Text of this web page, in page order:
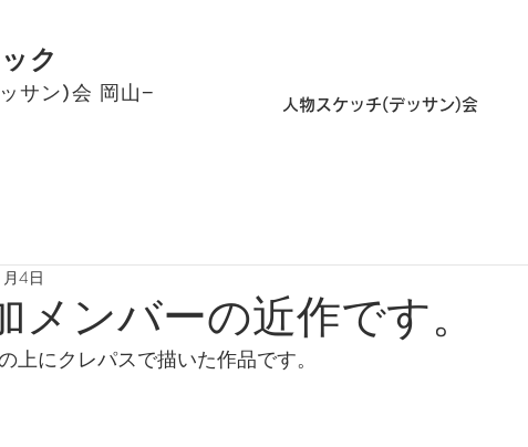
ク
サン)会 岡山−
人物スケッチ(デッサン)会
メンバーの近作です。
4日
上にクレパスで描いた作品です。